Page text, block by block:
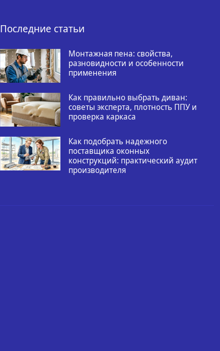
Последние статьи
Монтажная пена: свойства,
разновидности и особенности
применения
Как правильно выбрать диван:
советы эксперта, плотность ППУ и
проверка каркаса
Как подобрать надежного
поставщика оконных
конструкций: практический аудит
производителя